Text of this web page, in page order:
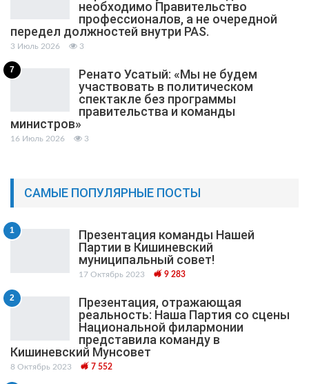
необходимо Правительство
профессионалов, а не очередной
передел должностей внутри PAS.
3 Июль 2026 3
7
Ренато Усатый: «Мы не будем
участвовать в политическом
спектакле без программы
правительства и команды
министров»
16 Июль 2026 3
САМЫЕ ПОПУЛЯРНЫЕ ПОСТЫ
1
Презентация команды Нашей
Партии в Кишиневский
муниципальный cовет!
17 Октябрь 2023 9 283
2
Презентация, отражающая
реальность: Наша Партия со сцены
Национальной филармонии
представила команду в
Кишиневский Мунсовет
8 Октябрь 2023 7 552